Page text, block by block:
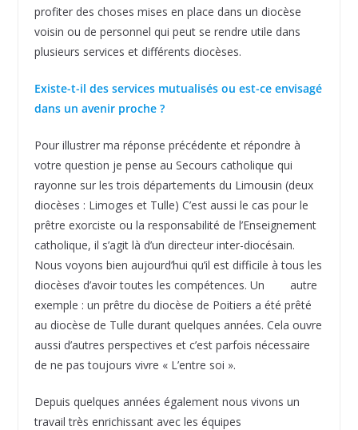
profiter des choses mises en place dans un diocèse
voisin ou de personnel qui peut se rendre utile dans
plusieurs services et différents diocèses.
Existe-t-il des services mutualisés ou est-ce envisagé
dans un avenir proche ?
Pour illustrer ma réponse précédente et répondre à
votre question je pense au Secours catholique qui
rayonne sur les trois départements du Limousin (deux
diocèses : Limoges et Tulle) C’est aussi le cas pour le
prêtre exorciste ou la responsabilité de l’Enseignement
catholique, il s’agit là d’un directeur inter-diocésain.
Nous voyons bien aujourd’hui qu’il est difficile à tous les
diocèses d’avoir toutes les compétences. Un autre
exemple : un prêtre du diocèse de Poitiers a été prêté
au diocèse de Tulle durant quelques années. Cela ouvre
aussi d’autres perspectives et c’est parfois nécessaire
de ne pas toujours vivre « L’entre soi ».
Depuis quelques années également nous vivons un
travail très enrichissant avec les équipes